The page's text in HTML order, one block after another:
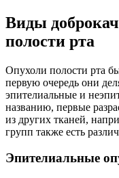
Виды
полости рта
Опухоли полости рта
первую очередь они
эпителиальные и
названию, первые
из других тканей,
групп также есть
Эпителиальные